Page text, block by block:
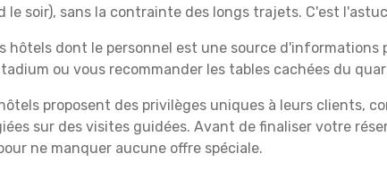
soir), sans la contrainte des longs trajets. C'est
hôtels dont le personnel est une source d'informations
ou vous recommander les tables cachées du
proposent des privilèges uniques à leurs clients,
sur des visites guidées. Avant de finaliser votre
ne manquer aucune offre spéciale.